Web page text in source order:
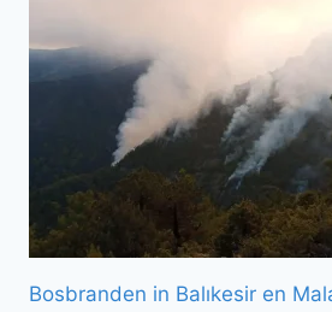
Bosbranden in Balıkesir en